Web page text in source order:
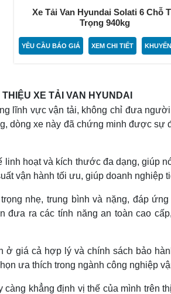
Xe Tải Van Hyundai Solati 6 Chỗ
Trọng 940kg
YÊU CẦU BÁO GIÁ XEM CHI TIẾT
THIỆU XE TẢI VAN HYUNDAI
lĩnh vực vận tải, không chỉ đưa
dòng xe này đã chứng minh được sự
hoạt và kích thước đa dạng, giúp
vận hành tối ưu, giúp doanh nghiệp
nhẹ, trung bình và nặng, đáp
đưa ra các tính năng an toàn cao
giá cả hợp lý và chính sách bảo
ưa thích trong ngành công nghiệp
khẳng định vị thế của mình trên